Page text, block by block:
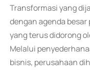
Transformasi yang
dengan agenda
yang terus didorong
Melalui
bisnis, perusahaan